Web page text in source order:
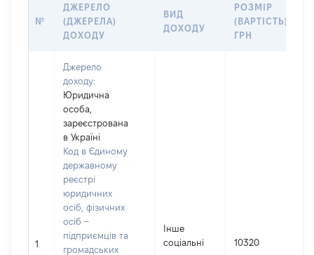
№
ДЖЕРЕЛО
(ДЖЕРЕЛА)
ДОХОДУ
ВИД
ДОХОДУ
РОЗМІР
(ВАРТІСТЬ),
ГРН
1
Джерело
доходу:
Юридична
особа,
зареєстрована
в Україні
Код в Єдиному
державному
реєстрі
юридичних
осіб, фізичних
осіб –
підприємців та
громадських
Інше
соціальні
10320